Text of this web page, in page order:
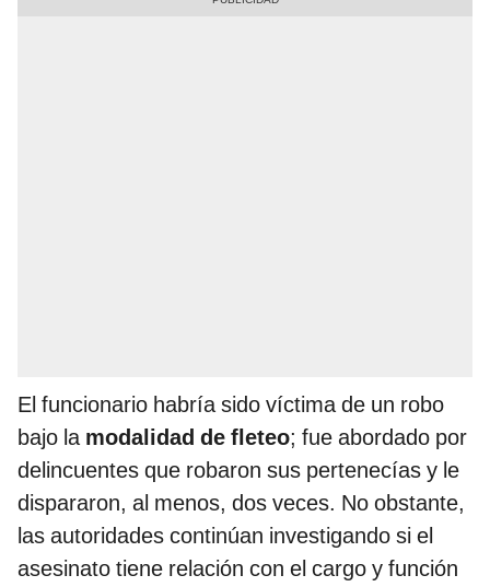
El funcionario habría sido víctima de un robo
bajo la modalidad de fleteo; fue abordado por
delincuentes que robaron sus pertenecías y le
dispararon, al menos, dos veces. No obstante,
las autoridades continúan investigando si el
asesinato tiene relación con el cargo y función